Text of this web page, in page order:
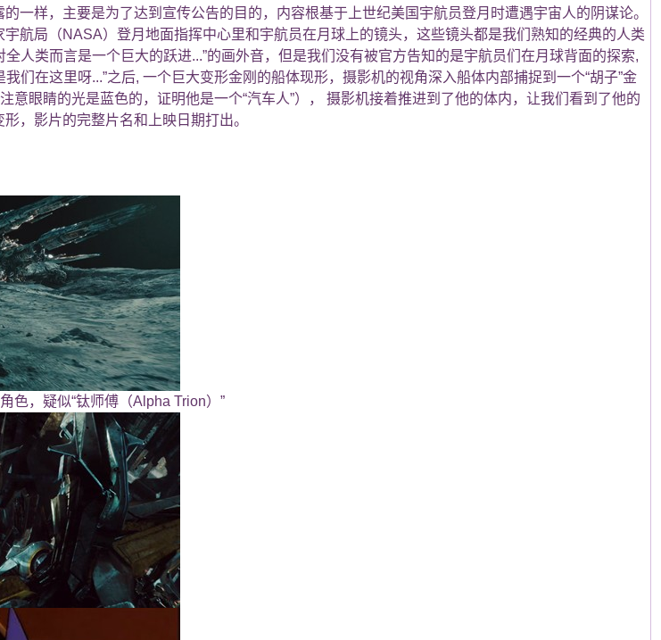
样，主要是为了达到宣传公告的目的，内容根基于上世纪美国宇航员登月时遭遇宇宙人的阴谋论。
航局（NASA）登月地面指挥中心里和宇航员在月球上的镜头，这些镜头都是我们熟知的经典的人类
人类而言是一个巨大的跃进...”的画外音，但是我们没有被官方告知的是宇航员们在月球背面的探索,
们在这里呀...”之后, 一个巨大变形金刚的船体现形，摄影机的视角深入船体内部捕捉到一个“胡子”金
意眼睛的光是蓝色的，证明他是一个“汽车人”）， 摄影机接着推进到了他的体内，让我们看到了他的
，影片的完整片名和上映日期打出。
色，疑似“钛师傅（Alpha Trion）”